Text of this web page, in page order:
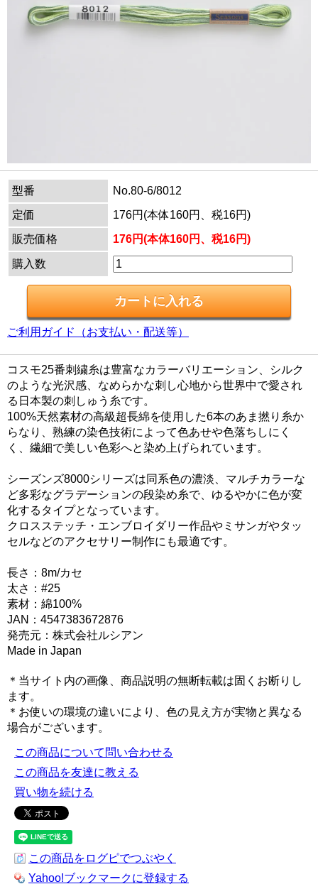
型番
No.80-6/8012
定価
176円(本体160円、税16円)
販売価格
176円(本体160円、税16円)
購入数
ご利用ガイド（お支払い・配送等）
コスモ25番刺繍糸は豊富なカラーバリエーション、シルク
のような光沢感、なめらかな刺し心地から世界中で愛され
る日本製の刺しゅう糸です。
100%天然素材の高級超長綿を使用した6本のあま撚り糸か
らなり、熟練の染色技術によって色あせや色落ちしにく
く、繊細で美しい色彩へと染め上げられています。
シーズンズ8000シリーズは同系色の濃淡、マルチカラーな
ど多彩なグラデーションの段染め糸で、ゆるやかに色が変
化するタイプとなっています。
クロスステッチ・エンブロイダリー作品やミサンガやタッ
セルなどのアクセサリー制作にも最適です。
長さ：8m/カセ
太さ：#25
素材：綿100%
JAN：4547383672876
発売元：株式会社ルシアン
Made in Japan
＊当サイト内の画像、商品説明の無断転載は固くお断りし
ます。
＊お使いの環境の違いにより、色の見え方が実物と異なる
場合がございます。
この商品について問い合わせる
この商品を友達に教える
買い物を続ける
この商品をログピでつぶやく
Yahoo!ブックマークに登録する